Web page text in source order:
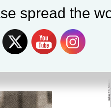
spread the